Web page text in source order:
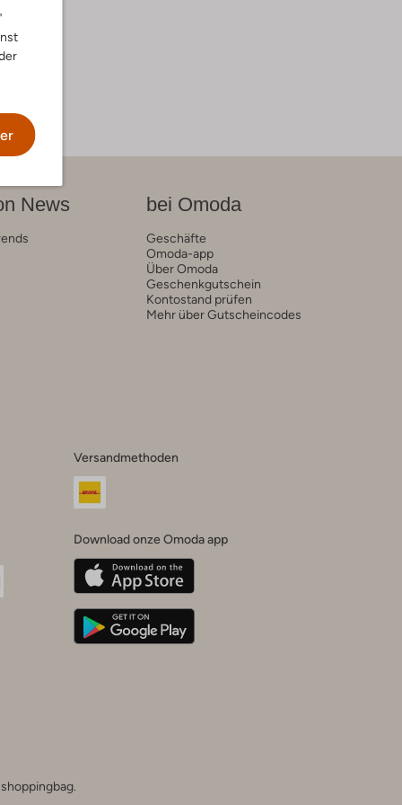
News bei Omoda
Geschäfte
Omoda-app
Über Omoda
Geschenkgutschein
Kontostand prüfen
Mehr über Gutscheincodes
Versandmethoden
Download onze Omoda app